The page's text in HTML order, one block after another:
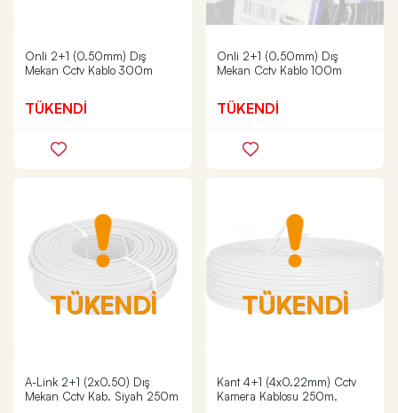
Onli 2+1 (0.50mm) Dış
Mekan Cctv Kablo 300m
TÜKENDİ
Onli 2+1 (0.50mm) Dış
Mekan Cctv Kablo 100m
TÜKENDİ
TÜKENDİ
A-Link 2+1 (2x0.50) Dış
Mekan Cctv Kab. Siyah 250m
TÜKENDİ
Kant 4+1 (4x0.22mm) Cctv
Kamera Kablosu 250m.